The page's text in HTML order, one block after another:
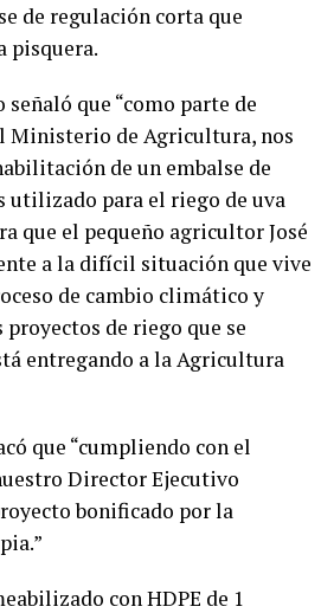
de regulación corta que
pisquera.
que “como parte de
Ministerio de Agricultura, nos
de un embalse de
utilizado para el riego de uva
que el pequeño agricultor José
a la difícil situación que vive
de cambio climático y
de riego que se
entregando a la Agricultura
que “cumpliendo con el
Director Ejecutivo
bonificado por la
con HDPE de 1